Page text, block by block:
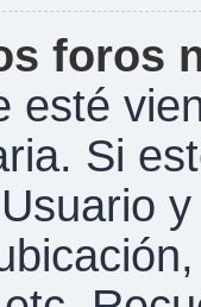
foros
esté
Si